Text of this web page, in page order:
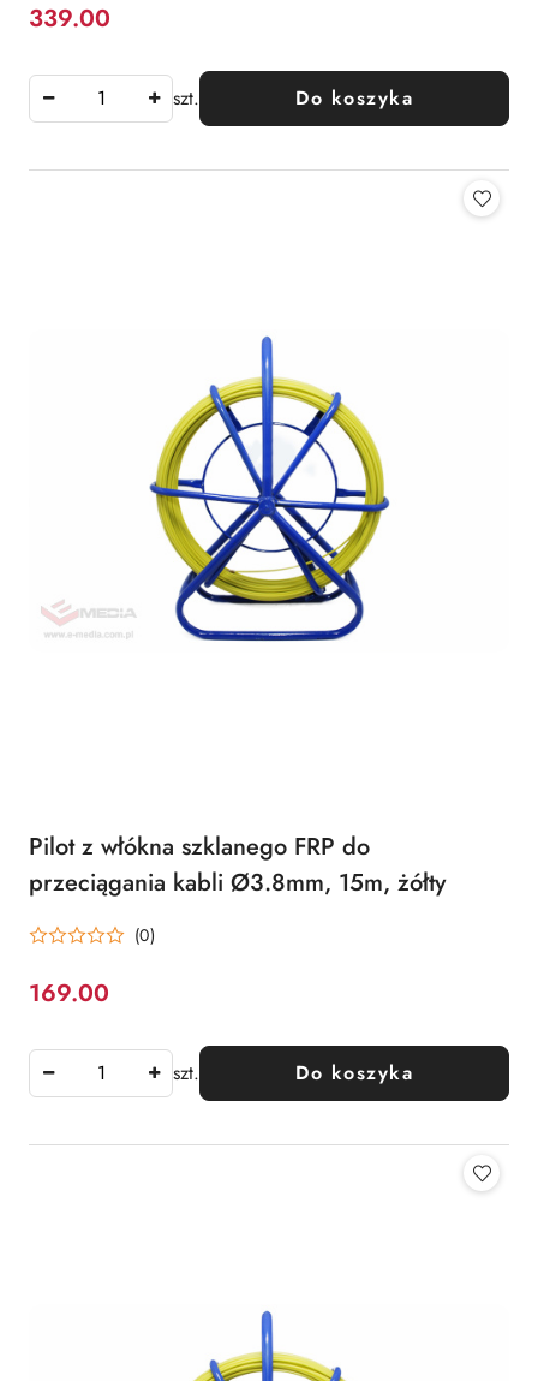
Cena:
339.00
szt. Do koszyka
Pilot z włókna szklanego FRP do
przeciągania kabli Ø3.8mm, 15m, żółty
(0)
Cena:
169.00
szt. Do koszyka